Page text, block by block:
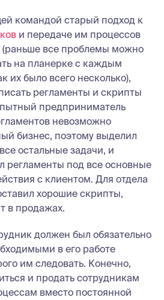
командой старый подход к
и передаче им процессов
(раньше все проблемы можно
на планерке с каждым
их было всего несколько),
регламенты и скрипты
предприниматель
невозможно
бизнес, поэтому выделил
остальные задачи, и
регламенты под все основные
с клиентом. Для отдела
хорошие скрипты,
в продажах.
должен был обязательно
в его работе
им следовать. Конечно,
и продать сотрудникам
вместо постоянной